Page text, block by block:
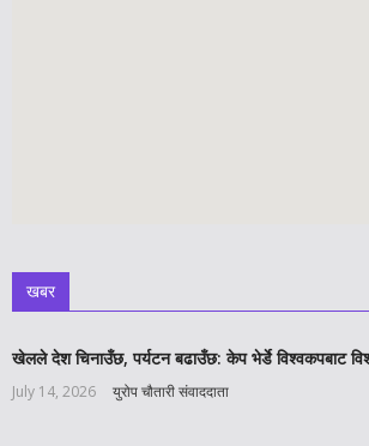
खबर
खेलले देश चिनाउँछ, पर्यटन बढाउँछ: केप भेर्डे विश्वकपबाट
July 14, 2026 युरोप चौतारी संवाददाता